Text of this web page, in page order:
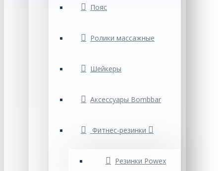
Пояс
Ролики массажные
Шейкеры
Аксессуары Bombbar
Фитнес-резинки
Резинки Powex